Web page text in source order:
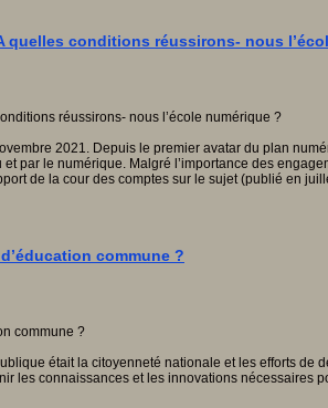
conditions réussirons- nous
2021. Depuis le premier avatar du plan
par le numérique. Malgré l’importance des
de la cour des comptes sur le sujet (publié en
commune ?
était la citoyenneté nationale et les efforts
les connaissances et les innovations